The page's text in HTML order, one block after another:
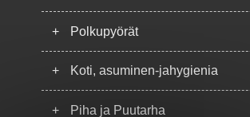
+ Polkupyörät
+ Koti, asuminen-jahygienia
+ Piha ja Puutarha